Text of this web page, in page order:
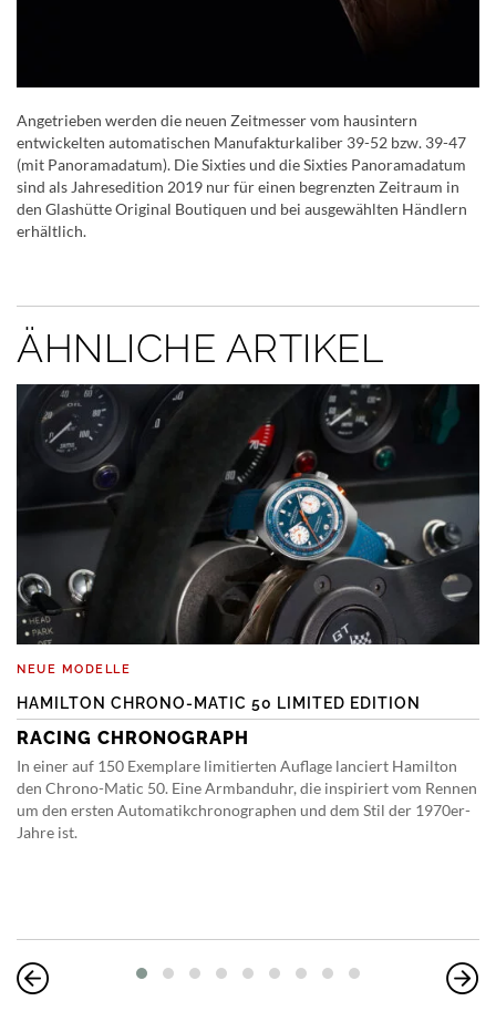
Angetrieben werden die neuen Zeitmesser vom hausintern
entwickelten automatischen Manufakturkaliber 39-52 bzw. 39-47
(mit Panoramadatum). Die Sixties und die Sixties Panoramadatum
sind als Jahresedition 2019 nur für einen begrenzten Zeitraum in
den Glashütte Original Boutiquen und bei ausgewählten Händlern
erhältlich.
ÄHNLICHE ARTIKEL
NEUE MODELLE
HAMILTON CHRONO-MATIC 50 LIMITED EDITION
RACING CHRONOGRAPH
In einer auf 150 Exemplare limitierten Auflage lanciert Hamilton
den Chrono-Matic 50. Eine Armbanduhr, die inspiriert vom Rennen
um den ersten Automatikchronographen und dem Stil der 1970er-
Jahre ist.